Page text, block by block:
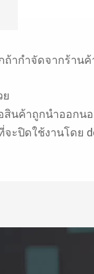
ถ้ากำจัดจากร้าน
สินค้าถูกนำออกน
ะปิดใช้งานโดย